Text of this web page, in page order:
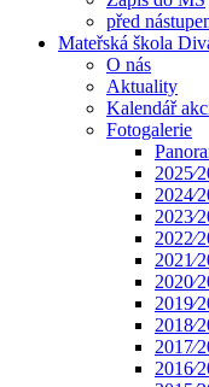
před
Mateřská škola
O nás
Aktuality
Kalendář
Fotogalerie